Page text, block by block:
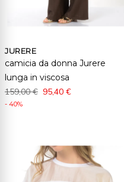
JURERE
camicia da donna Jurere
lunga in viscosa
159,00 € 95,40 €
- 40%